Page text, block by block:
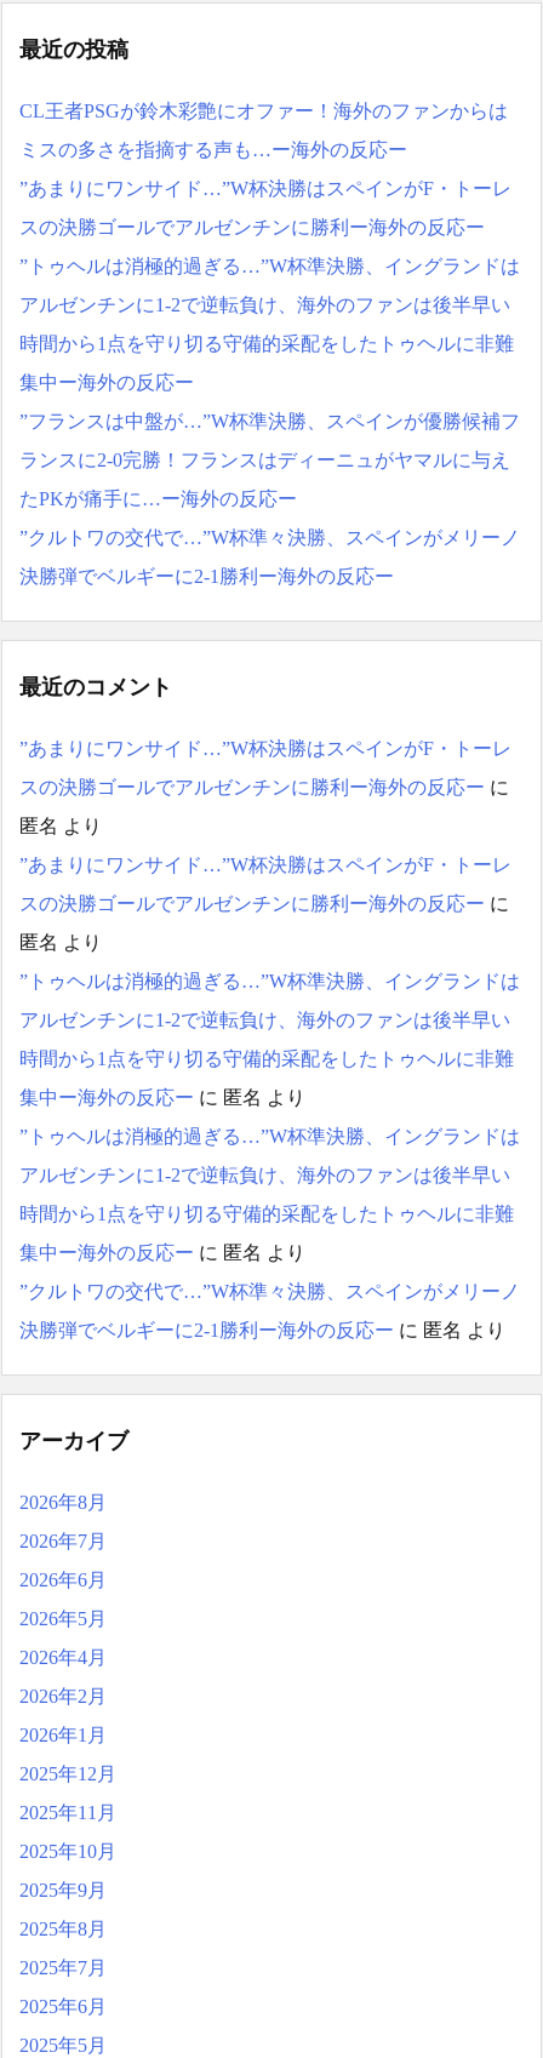
最近の投稿
CL王者PSGが鈴木彩艶にオファー！海外のファンからは
ミスの多さを指摘する声も…ー海外の反応ー
”あまりにワンサイド…”W杯決勝はスペインがF・トーレ
スの決勝ゴールでアルゼンチンに勝利ー海外の反応ー
”トゥヘルは消極的過ぎる…”W杯準決勝、イングランドは
アルゼンチンに1-2で逆転負け、海外のファンは後半早い
時間から1点を守り切る守備的采配をしたトゥヘルに非難
集中ー海外の反応ー
”フランスは中盤が…”W杯準決勝、スペインが優勝候補フ
ランスに2-0完勝！フランスはディーニュがヤマルに与え
たPKが痛手に…ー海外の反応ー
”クルトワの交代で…”W杯準々決勝、スペインがメリーノ
決勝弾でベルギーに2-1勝利ー海外の反応ー
最近のコメント
”あまりにワンサイド…”W杯決勝はスペインがF・トーレ
スの決勝ゴールでアルゼンチンに勝利ー海外の反応ー に
匿名 より
”あまりにワンサイド…”W杯決勝はスペインがF・トーレ
スの決勝ゴールでアルゼンチンに勝利ー海外の反応ー に
匿名 より
”トゥヘルは消極的過ぎる…”W杯準決勝、イングランドは
アルゼンチンに1-2で逆転負け、海外のファンは後半早い
時間から1点を守り切る守備的采配をしたトゥヘルに非難
集中ー海外の反応ー に 匿名 より
”トゥヘルは消極的過ぎる…”W杯準決勝、イングランドは
アルゼンチンに1-2で逆転負け、海外のファンは後半早い
時間から1点を守り切る守備的采配をしたトゥヘルに非難
集中ー海外の反応ー に 匿名 より
”クルトワの交代で…”W杯準々決勝、スペインがメリーノ
決勝弾でベルギーに2-1勝利ー海外の反応ー に 匿名 より
アーカイブ
2026年8月
2026年7月
2026年6月
2026年5月
2026年4月
2026年2月
2026年1月
2025年12月
2025年11月
2025年10月
2025年9月
2025年8月
2025年7月
2025年6月
2025年5月